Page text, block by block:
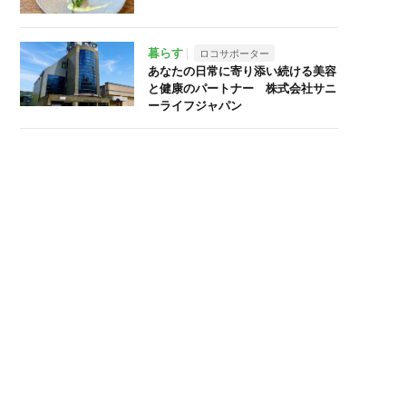
暮らす ロコサポーター
あなたの日常に寄り添い続ける美容
と健康のパートナー 株式会社サニ
ーライフジャパン